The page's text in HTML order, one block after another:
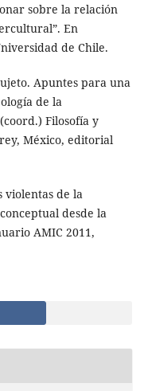
sobre la relación
En
de Chile.
Apuntes para una
de la
Filosofía y
México, editorial
violentas de la
desde la
AMIC 2011,